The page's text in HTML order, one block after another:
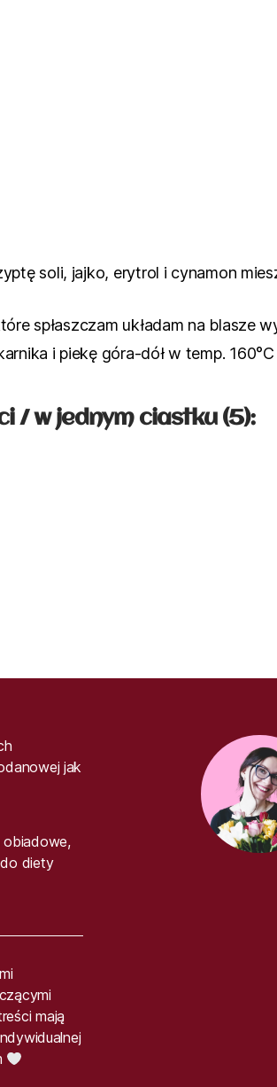
soli, jajko, erytrol i cynamon
spłaszczam układam na blasze
i piekę góra-dół w temp.
/ w jednym ciastku (5):
jak
obiadowe,
diety
mają